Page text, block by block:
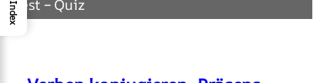
Test – Quiz
Index